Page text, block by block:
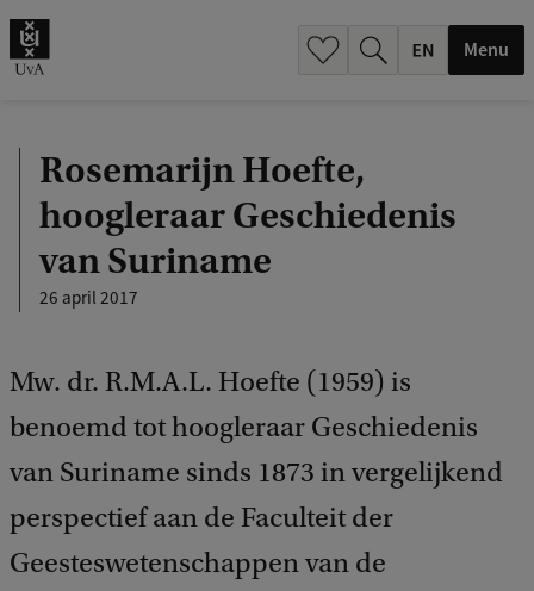
Menu
Rosemarijn Hoefte,
hoogleraar Geschiedenis
van Suriname
26 april 2017
Mw. dr. R.M.A.L. Hoefte (1959) is
benoemd tot hoogleraar Geschiedenis
van Suriname sinds 1873 in vergelijkend
perspectief aan de Faculteit der
Geesteswetenschappen van de